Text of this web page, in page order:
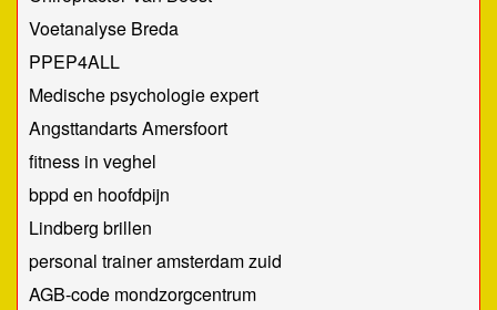
Voetanalyse Breda
PPEP4ALL
Medische psychologie expert
Angsttandarts Amersfoort
fitness in veghel
bppd en hoofdpijn
Lindberg brillen
personal trainer amsterdam zuid
AGB-code mondzorgcentrum